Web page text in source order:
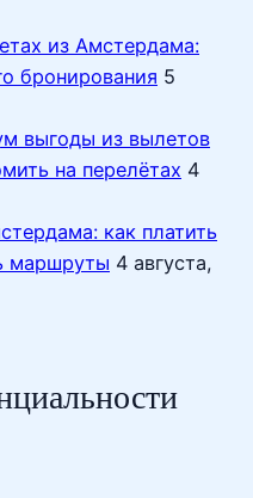
из Амстердама:
бронирования 5
выгоды из вылетов
на перелётах 4
как платить
маршруты 4 августа,